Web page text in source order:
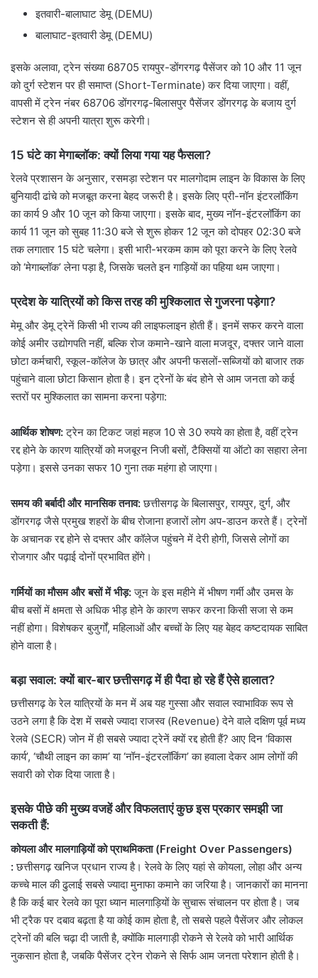
इतवारी-बालाघाट डेमू (DEMU)
बालाघाट-इतवारी डेमू (DEMU)
इसके अलावा, ट्रेन संख्या 68705 रायपुर-डोंगरगढ़ पैसेंजर को 10 और 11 जून
को दुर्ग स्टेशन पर ही समाप्त (Short-Terminate) कर दिया जाएगा। वहीं,
वापसी में ट्रेन नंबर 68706 डोंगरगढ़-बिलासपुर पैसेंजर डोंगरगढ़ के बजाय दुर्ग
स्टेशन से ही अपनी यात्रा शुरू करेगी।
15 घंटे का मेगाब्लॉक: क्यों लिया गया यह फैसला?
रेलवे प्रशासन के अनुसार, रसमड़ा स्टेशन पर मालगोदाम लाइन के विकास के लिए
बुनियादी ढांचे को मजबूत करना बेहद जरूरी है। इसके लिए प्री-नॉन इंटरलॉकिंग
का कार्य 9 और 10 जून को किया जाएगा। इसके बाद, मुख्य नॉन-इंटरलॉकिंग का
कार्य 11 जून को सुबह 11:30 बजे से शुरू होकर 12 जून को दोपहर 02:30 बजे
तक लगातार 15 घंटे चलेगा। इसी भारी-भरकम काम को पूरा करने के लिए रेलवे
को ‘मेगाब्लॉक’ लेना पड़ा है, जिसके चलते इन गाड़ियों का पहिया थम जाएगा।
प्रदेश के यात्रियों को किस तरह की मुश्किलात से गुजरना पड़ेगा?
मेमू और डेमू ट्रेनें किसी भी राज्य की लाइफलाइन होती हैं। इनमें सफर करने वाला
कोई अमीर उद्योगपति नहीं, बल्कि रोज कमाने-खाने वाला मजदूर, दफ्तर जाने वाला
छोटा कर्मचारी, स्कूल-कॉलेज के छात्र और अपनी फसलों-सब्जियों को बाजार तक
पहुंचाने वाला छोटा किसान होता है। इन ट्रेनों के बंद होने से आम जनता को कई
स्तरों पर मुश्किलात का सामना करना पड़ेगा:
आर्थिक शोषण:ट्रेन का टिकट जहां महज 10 से 30 रुपये का होता है, वहीं ट्रेन
रद्द होने के कारण यात्रियों को मजबूरन निजी बसों, टैक्सियों या ऑटो का सहारा लेना
पड़ेगा। इससे उनका सफर 10 गुना तक महंगा हो जाएगा।
समय की बर्बादी और मानसिक तनाव:छत्तीसगढ़ के बिलासपुर, रायपुर, दुर्ग, और
डोंगरगढ़ जैसे प्रमुख शहरों के बीच रोजाना हजारों लोग अप-डाउन करते हैं। ट्रेनों
के अचानक रद्द होने से दफ्तर और कॉलेज पहुंचने में देरी होगी, जिससे लोगों का
रोजगार और पढ़ाई दोनों प्रभावित होंगे।
गर्मियों का मौसम और बसों में भीड़:जून के इस महीने में भीषण गर्मी और उमस के
बीच बसों में क्षमता से अधिक भीड़ होने के कारण सफर करना किसी सजा से कम
नहीं होगा। विशेषकर बुजुर्गों, महिलाओं और बच्चों के लिए यह बेहद कष्टदायक साबित
होने वाला है।
बड़ा सवाल: क्यों बार-बार छत्तीसगढ़ में ही पैदा हो रहे हैं ऐसे हालात?
छत्तीसगढ़ के रेल यात्रियों के मन में अब यह गुस्सा और सवाल स्वाभाविक रूप से
उठने लगा है कि देश में सबसे ज्यादा राजस्व (Revenue) देने वाले दक्षिण पूर्व मध्य
रेलवे (SECR) जोन में ही सबसे ज्यादा ट्रेनें क्यों रद्द होती हैं? आए दिन ‘विकास
कार्य’, ‘चौथी लाइन का काम’ या ‘नॉन-इंटरलॉकिंग’ का हवाला देकर आम लोगों की
सवारी को रोक दिया जाता है।
इसके पीछे की मुख्य वजहें और विफलताएं कुछ इस प्रकार समझी जा
सकती हैं:
कोयला और मालगाड़ियों को प्राथमिकता (Freight Over Passengers)
:छत्तीसगढ़ खनिज प्रधान राज्य है। रेलवे के लिए यहां से कोयला, लोहा और अन्य
कच्चे माल की ढुलाई सबसे ज्यादा मुनाफा कमाने का जरिया है। जानकारों का मानना
है कि कई बार रेलवे का पूरा ध्यान मालगाड़ियों के सुचारू संचालन पर होता है। जब
भी ट्रैक पर दबाव बढ़ता है या कोई काम होता है, तो सबसे पहले पैसेंजर और लोकल
ट्रेनों की बलि चढ़ा दी जाती है, क्योंकि मालगाड़ी रोकने से रेलवे को भारी आर्थिक
नुकसान होता है, जबकि पैसेंजर ट्रेन रोकने से सिर्फ आम जनता परेशान होती है।